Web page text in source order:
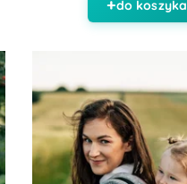
do koszyka